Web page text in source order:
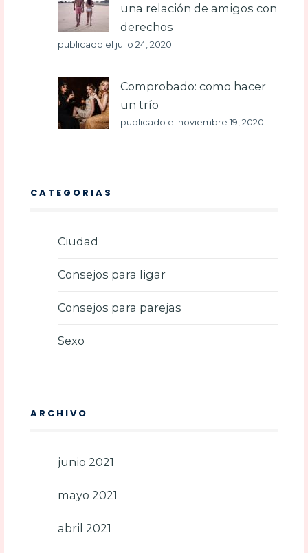
una relación de amigos con
derechos
publicado el julio 24, 2020
Comprobado: como hacer
un trío
publicado el noviembre 19, 2020
CATEGORIAS
Ciudad
Consejos para ligar
Consejos para parejas
Sexo
ARCHIVO
junio 2021
mayo 2021
abril 2021